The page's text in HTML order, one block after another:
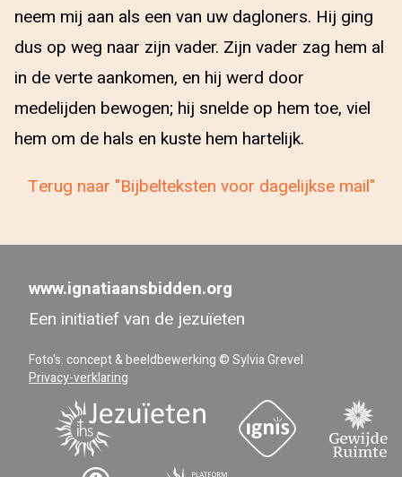
neem mij aan als een van uw dagloners. Hij ging
dus op weg naar zijn vader. Zijn vader zag hem al
in de verte aankomen, en hij werd door
medelijden bewogen; hij snelde op hem toe, viel
hem om de hals en kuste hem hartelijk.
Terug naar "Bijbelteksten voor dagelijkse mail"
www.ignatiaansbidden.org
Een initiatief van de jezuïeten
Foto's: concept & beeldbewerking © Sylvia Grevel
Privacy-verklaring